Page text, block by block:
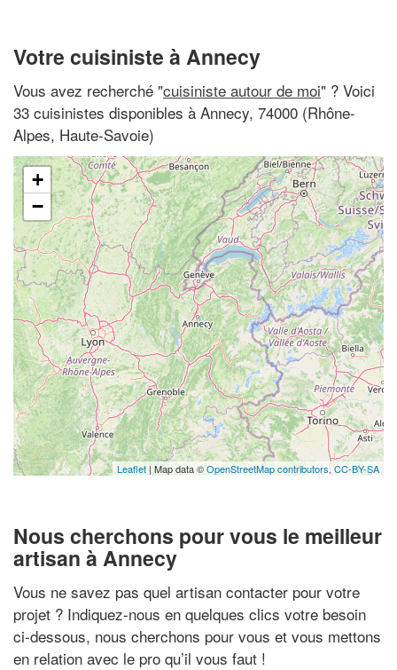
Votre cuisiniste à Annecy
Vous avez recherché "cuisiniste autour de moi" ? Voici
33 cuisinistes disponibles à Annecy, 74000 (Rhône-
Alpes, Haute-Savoie)
+
−
Leaflet | Map data ©OpenStreetMap contributors,CC-BY-SA
Nous cherchons pour vous le meilleur
artisan à Annecy
Vous ne savez pas quel artisan contacter pour votre
projet ? Indiquez-nous en quelques clics votre besoin
ci-dessous, nous cherchons pour vous et vous mettons
en relation avec le pro qu’il vous faut !